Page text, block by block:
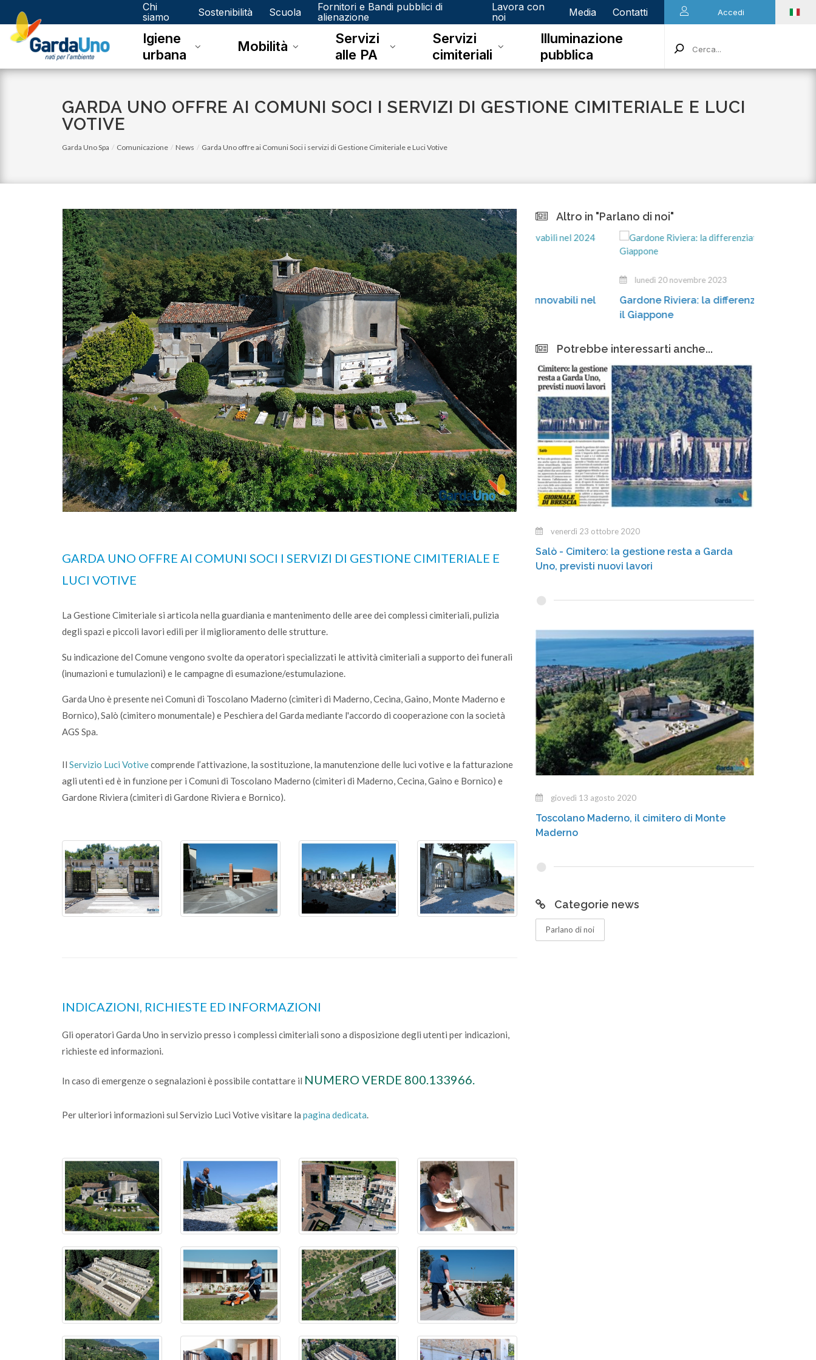
Gardauno
Spa
Chi
siamo
Sostenibilità Scuola
Fornitori e Bandi pubblici di
alienazione
Lavora con
noi
Media Contatti Accedi
Igiene
urbana
Mobilità
Servizi
alle PA
Servizi
cimiteriali
Illuminazione
pubblica
GARDA UNO OFFRE AI COMUNI SOCI I SERVIZI DI GESTIONE CIMITERIALE E LUCI
VOTIVE
Garda Uno Spa Comunicazione News Garda Uno offre ai Comuni Soci i servizi di Gestione Cimiteriale e Luci Votive
GARDA UNO OFFRE AI COMUNI SOCI I SERVIZI DI GESTIONE CIMITERIALE E
LUCI VOTIVE
La Gestione Cimiteriale si articola nella guardiania e mantenimento delle aree dei complessi cimiteriali, pulizia
degli spazi e piccoli lavori edili per il miglioramento delle strutture.
Su indicazione del Comune vengono svolte da operatori specializzati le attività cimiteriali a supporto dei funerali
(inumazioni e tumulazioni) e le campagne di esumazione/estumulazione.
Garda Uno è presente nei Comuni di Toscolano Maderno (cimiteri di Maderno, Cecina, Gaino, Monte Maderno e
Bornico), Salò (cimitero monumentale) e Peschiera del Garda mediante l'accordo di cooperazione con la società
AGS Spa.
Il Servizio Luci Votivecomprende l’attivazione, la sostituzione, la manutenzione delle luci votive e la fatturazione
agli utenti ed è in funzione per i Comuni di Toscolano Maderno (cimiteri di Maderno, Cecina, Gaino e Bornico) e
Gardone Riviera (cimiteri di Gardone Riviera e Bornico).
INDICAZIONI, RICHIESTE ED INFORMAZIONI
Gli operatori Garda Uno in servizio presso i complessi cimiteriali sono a disposizione degli utenti per indicazioni,
richieste ed informazioni.
In caso di emergenze o segnalazioni è possibile contattare il NUMERO VERDE 800.133966.
Per ulteriori informazioni sul Servizio Luci Votive visitare la pagina dedicata.
Altro in "Parlano di noi"
lunedì 03 luglio 2023
A Salò la quota di differenziata ha raggiunto
una media del 77%
lunedì 15 gennaio 2024
Video: Comunità Energetiche Rinnovabili nel
2024 sul Lago di Garda
lunedì 20 novembre 2023
Gardone Riviera: la differenziata «conquista»
Potrebbe interessarti anche...
venerdì 23 ottobre 2020
Salò - Cimitero: la gestione resta a Garda
Uno, previsti nuovi lavori
giovedì 13 agosto 2020
Toscolano Maderno, il cimitero di Monte
Maderno
Categorie news
Parlano di noi